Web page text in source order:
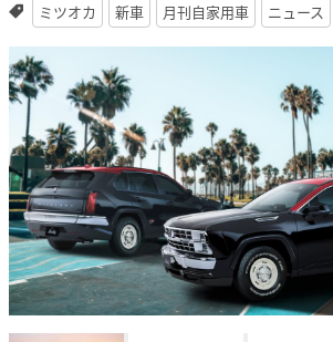
ミツオカ 新車 月刊自家用車 ニュース